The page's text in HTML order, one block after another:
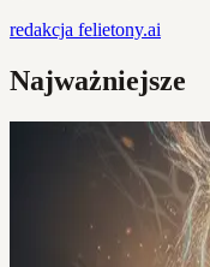
redakcja felietony.ai
Najważniejsze